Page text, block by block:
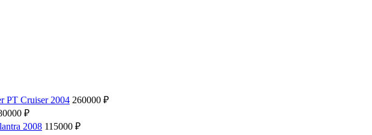
PT Cruiser 2004 260000 ₽
₽
2008 115000 ₽